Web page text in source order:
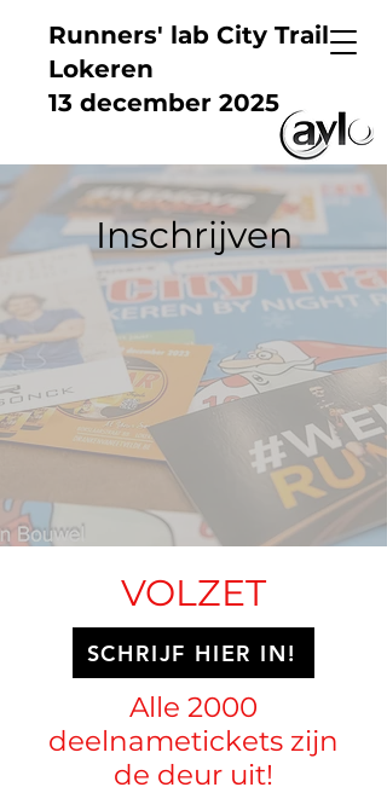
Runners' lab City Trail
Lokeren
13 december 2025
Inschrijven
VOLZET
SCHRIJF HIER IN!
Alle 2000
deelnametickets zijn
de deur uit!